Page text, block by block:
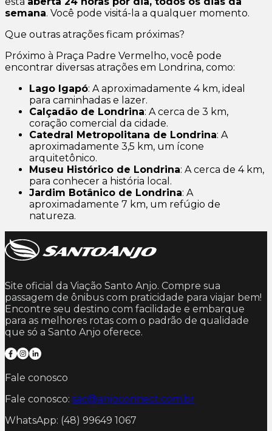
semana. Você pode visitá-la a qualquer momento.
Que outras atrações ficam próximas?
Próximo à Praça Padre Vermelho, você pode
encontrar diversas atrações em Londrina, como:
Lago Igapó: A aproximadamente 4 km, ideal
para caminhadas e lazer.
Calçadão de Londrina: A cerca de 3 km,
coração comercial da cidade.
Catedral Metropolitana de Londrina: A
aproximadamente 3,5 km, um ícone
arquitetônico.
Museu Histórico de Londrina: A cerca de 4 km,
para conhecer a história local.
Jardim Botânico de Londrina: A
aproximadamente 7 km, um refúgio de
natureza.
Site oficial da Viação Santo Anjo. Compre sua
passagem de ônibus com praticidade para viajar bem!
Encontre seu destino com facilidade e embarque
para as melhores rotas com o padrão de qualidade
que só a Santo Anjo oferece.
Fale conosco
Fale conosco: sac@anjoconnect.com.br
WhatsApp: (48) 99649 1067